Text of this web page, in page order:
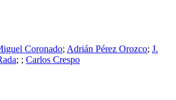
Coronado; Adrián Pérez Orozco; J.
; ; Carlos Crespo